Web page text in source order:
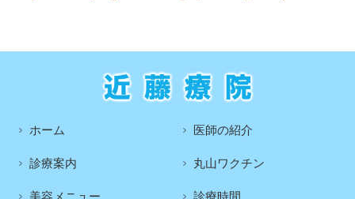
ホーム 医師の紹介
診療案内 丸山ワクチン
美容メニュー 診療時間